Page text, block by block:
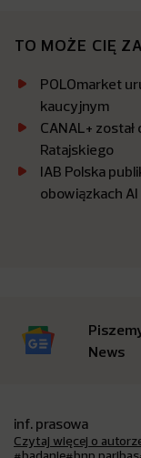
TO MOŻE CIĘ
POLOmarket
kaucyjnym
CANAL+
Ratajskiego
IAB Polska
obowiązkach
News
inf. prasowa
Czytaj więcej o